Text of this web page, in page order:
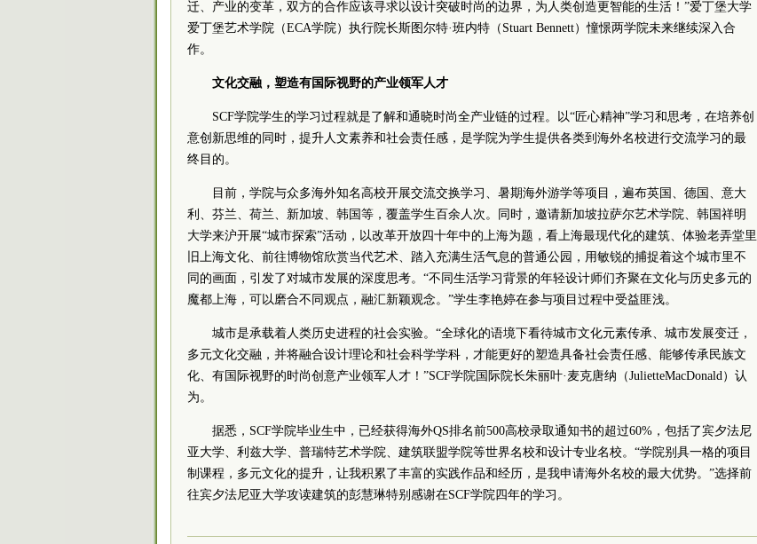
迁、产业的变革，双方的合作应该寻求以设计突破时尚的边界，为人类创造更智能的生活！”爱丁堡大学
爱丁堡艺术学院（ECA学院）执行院长斯图尔特·班内特（Stuart Bennett）憧憬两学院未来继续深入合
作。
文化交融，塑造有国际视野的产业领军人才
SCF学院学生的学习过程就是了解和通晓时尚全产业链的过程。以“匠心精神”学习和思考，在培养创
意创新思维的同时，提升人文素养和社会责任感，是学院为学生提供各类到海外名校进行交流学习的最
终目的。
目前，学院与众多海外知名高校开展交流交换学习、暑期海外游学等项目，遍布英国、德国、意大
利、芬兰、荷兰、新加坡、韩国等，覆盖学生百余人次。同时，邀请新加坡拉萨尔艺术学院、韩国祥明
大学来沪开展“城市探索”活动，以改革开放四十年中的上海为题，看上海最现代化的建筑、体验老弄堂里
旧上海文化、前往博物馆欣赏当代艺术、踏入充满生活气息的普通公园，用敏锐的捕捉着这个城市里不
同的画面，引发了对城市发展的深度思考。“不同生活学习背景的年轻设计师们齐聚在文化与历史多元的
魔都上海，可以磨合不同观点，融汇新颖观念。”学生李艳婷在参与项目过程中受益匪浅。
城市是承载着人类历史进程的社会实验。“全球化的语境下看待城市文化元素传承、城市发展变迁，
多元文化交融，并将融合设计理论和社会科学学科，才能更好的塑造具备社会责任感、能够传承民族文
化、有国际视野的时尚创意产业领军人才！”SCF学院国际院长朱丽叶·麦克唐纳（JulietteMacDonald）认
为。
据悉，SCF学院毕业生中，已经获得海外QS排名前500高校录取通知书的超过60%，包括了宾夕法尼
亚大学、利兹大学、普瑞特艺术学院、建筑联盟学院等世界名校和设计专业名校。“学院别具一格的项目
制课程，多元文化的提升，让我积累了丰富的实践作品和经历，是我申请海外名校的最大优势。”选择前
往宾夕法尼亚大学攻读建筑的彭慧琳特别感谢在SCF学院四年的学习。